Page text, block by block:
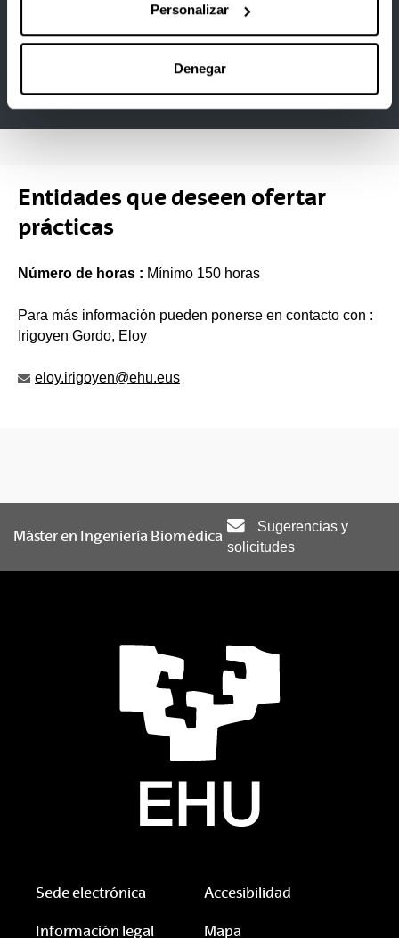
Personalizar
Denegar
Universidad de Las Palmas de Gran Canaria
Entidades que deseen ofertar
prácticas
Número de horas : Mínimo 150 horas
Para más información pueden ponerse en contacto con :
Irigoyen Gordo, Eloy
eloy.irigoyen@ehu.eus
Máster en Ingeniería Biomédica
Sugerencias y
solicitudes
Sede electrónica Accesibilidad
Información legal Mapa